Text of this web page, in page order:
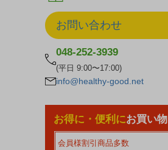
お問い合わせ
048-252-3939
(平日 9:00〜17:00)
info@healthy-good.net
お得に・便利にお買い物
会員様割引商品多数